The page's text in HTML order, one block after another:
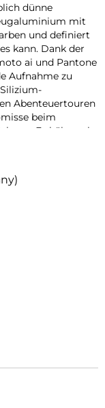
dünne
mit
und definiert
kann. Dank der
ai und Pantone
Aufnahme zu
Abenteuertouren
beim
aus. Es hält auch
kannst du
Darüber hinaus
7 der 4.
Damit übertrifft